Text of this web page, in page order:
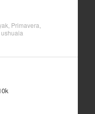
Primavera
ushuaia